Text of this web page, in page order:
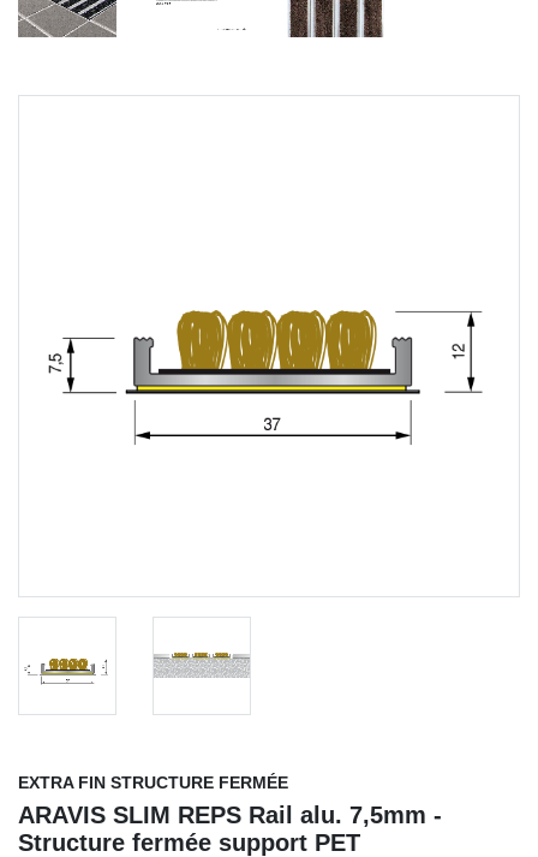
EXTRA FIN STRUCTURE FERMÉE
ARAVIS SLIM REPS Rail alu. 7,5mm -
Structure fermée support PET